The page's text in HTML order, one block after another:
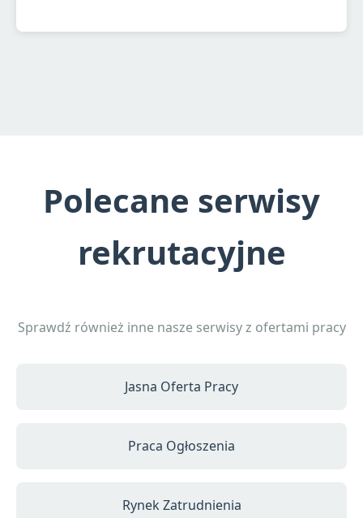
Polecane serwisy
rekrutacyjne
Sprawdź również inne nasze serwisy z ofertami pracy
Jasna Oferta Pracy
Praca Ogłoszenia
Rynek Zatrudnienia